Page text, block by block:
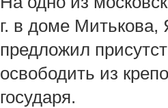
г. в доме Митькова,
предложил
освободить из
государя.